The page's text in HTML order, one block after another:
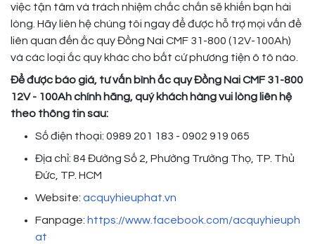
việc tận tâm và trách nhiệm chắc chắn sẽ khiến bạn hài
lòng. Hãy liên hệ chúng tôi ngay để được hỗ trợ mọi vấn đề
liên quan đến ắc quy Đồng Nai CMF 31-800 (12V-100Ah)
và các loại ắc quy khác cho bất cứ phương tiện ô tô nào.
Để được báo giá, tư vấn bình ắc quy Đồng Nai CMF 31-800
12V - 100Ah chính hãng, quý khách hàng vui lòng liên hệ
theo thông tin sau:
Số điện thoại: 0989 201 183 - 0902 919 065
Địa chỉ: 84 Đường Số 2, Phường Trường Thọ, TP. Thủ
Đức, TP. HCM
Website: acquyhieuphat.vn
Fanpage: https://www.facebook.com/acquyhieuph
at